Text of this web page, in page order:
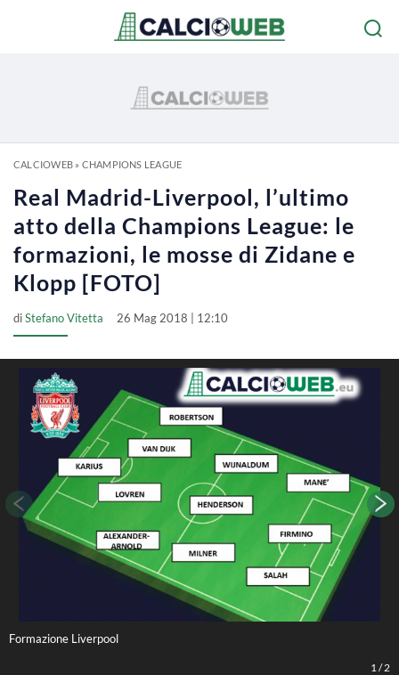
CALCIOWEB» CHAMPIONS LEAGUE
Real Madrid-Liverpool, l’ultimo
atto della Champions League: le
formazioni, le mosse di Zidane e
Klopp [FOTO]
diStefano Vitetta 26 Mag 2018 | 12:10
Formazione Liverpool
1 /2